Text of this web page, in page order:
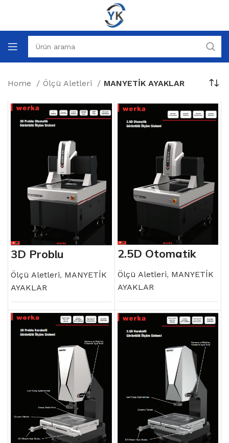
Home Ölçü Aletleri MANYETİK AYAKLAR
3D Problu
Otomatik
Görüntülü Ölçüm
Sistemi
Ölçü Aletleri, MANYETİK
AYAKLAR
2.5D Otomatik
Görüntülü Ölçüm
Sistemi
Ölçü Aletleri, MANYETİK
AYAKLAR